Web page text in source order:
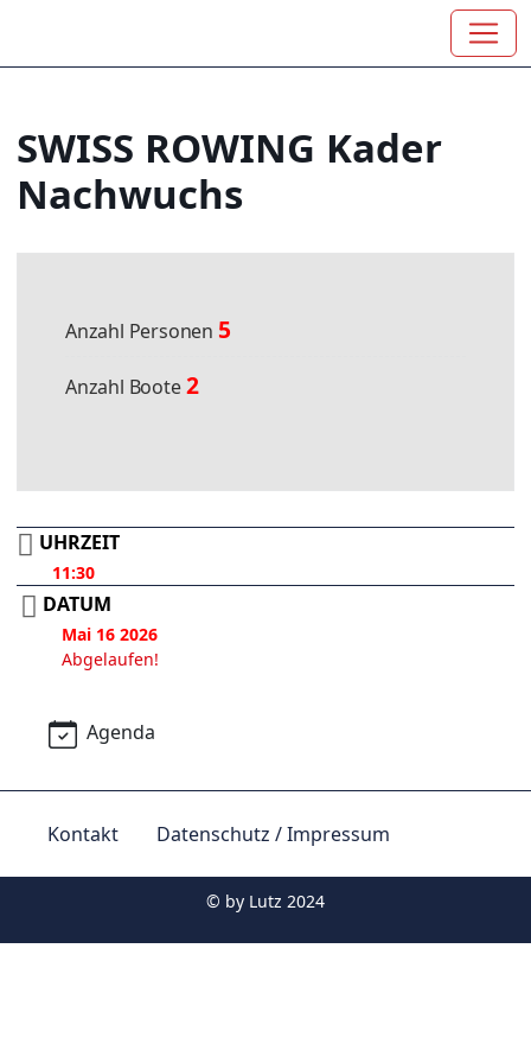
SWISS ROWING Kader
Nachwuchs
Anzahl Personen 5
Anzahl Boote2
UHRZEIT
11:30
DATUM
Mai 16 2026
Abgelaufen!
Agenda
Kontakt Datenschutz / Impressum
© by Lutz 2024